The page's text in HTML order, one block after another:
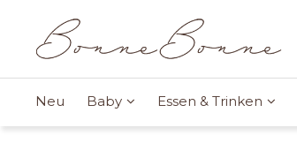
Neu Baby Essen & Trinken